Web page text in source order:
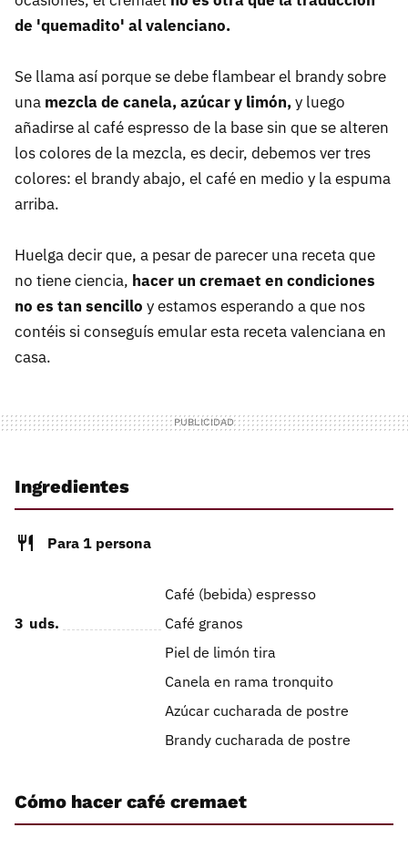
de 'quemadito' al valenciano.
Se llama así porque se debe flambear el brandy sobre
una mezcla de canela, azúcar y limón,y luego
añadirse al café espresso de la base sin que se alteren
los colores de la mezcla, es decir, debemos ver tres
colores: el brandy abajo, el café en medio y la espuma
arriba.
Huelga decir que, a pesar de parecer una receta que
no tiene ciencia, hacer un cremaet en condiciones
no es tan sencillo y estamos esperando a que nos
contéis si conseguís emular esta receta valenciana en
casa.
Ingredientes
Para 1 persona
Café (bebida) espresso
3 uds.
Café granos
Piel de limón tira
Canela en rama tronquito
Azúcar cucharada de postre
Brandy cucharada de postre
Cómo hacer café cremaet